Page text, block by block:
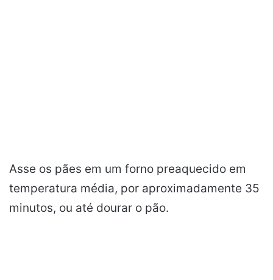
Asse os pães em um forno preaquecido em
temperatura média, por aproximadamente 35
minutos, ou até dourar o pão.